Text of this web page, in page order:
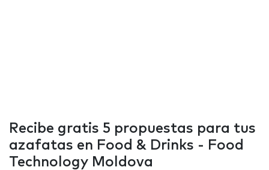
Recibe gratis 5 propuestas para tus
azafatas en Food & Drinks - Food
Technology Moldova